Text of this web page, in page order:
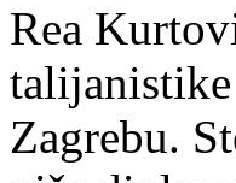
Rea
Zagrebu.